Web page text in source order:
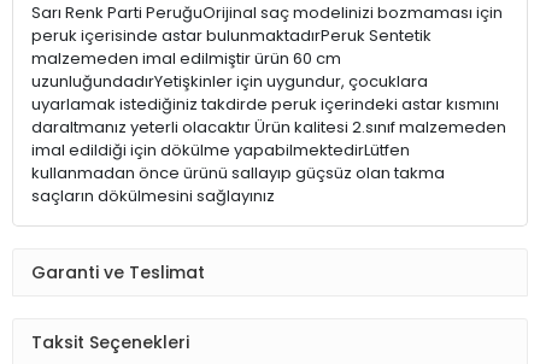
Sarı Renk Parti PeruğuOrijinal saç modelinizi bozmaması için
peruk içerisinde astar bulunmaktadırPeruk Sentetik
malzemeden imal edilmiştir ürün 60 cm
uzunluğundadırYetişkinler için uygundur, çocuklara
uyarlamak istediğiniz takdirde peruk içerindeki astar kısmını
daraltmanız yeterli olacaktır Ürün kalitesi 2.sınıf malzemeden
imal edildiği için dökülme yapabilmektedirLütfen
kullanmadan önce ürünü sallayıp güçsüz olan takma
saçların dökülmesini sağlayınız
Garanti ve Teslimat
Taksit Seçenekleri